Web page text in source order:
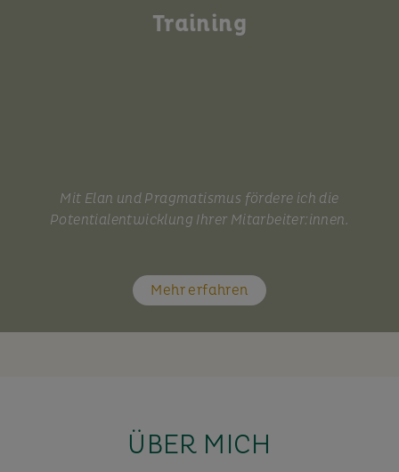
Training
Mit Elan und Pragmatismus fördere ich die
Potentialentwicklung Ihrer Mitarbeiter:innen.
Mehr erfahren
ÜBER MICH